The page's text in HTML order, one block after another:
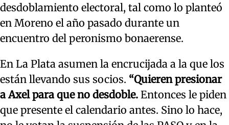
desdoblamiento electoral, tal como lo planteó
en Moreno el año pasado durante un
encuentro del peronismo bonaerense.
En La Plata asumen la encrucijada a la que los
están llevando sus socios. “Quieren presionar
a Axel para que no desdoble. Entonces le piden
que presente el calendario antes. Sino lo hace,